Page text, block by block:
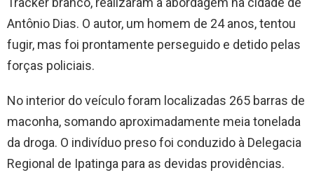
Antônio Dias. O autor, um homem de 24 anos, tentou
fugir, mas foi prontamente perseguido e detido pelas
forças policiais.
No interior do veículo foram localizadas 265 barras de
maconha, somando aproximadamente meia tonelada
da droga. O indivíduo preso foi conduzido à Delegacia
Regional de Ipatinga para as devidas providências.